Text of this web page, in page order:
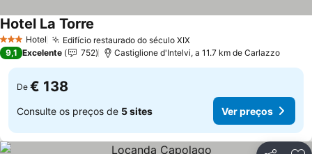
3 EstrelasHotel Edifício restaurado do século XIX
Hotel La Torre
9,1 Excelente 752 Castiglione d'Intelvi, a 11.7 km de Carlazzo
De € 138
Consulte os preços de 5 sites Ver preços